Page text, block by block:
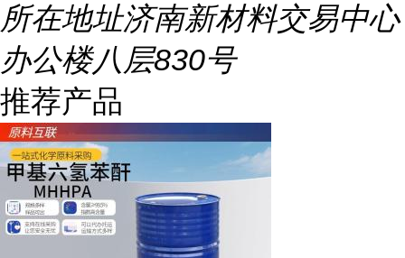
所在地址济南新材料交易中心
办公楼八层830号
推荐产品